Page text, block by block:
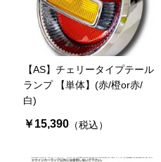
【AS】チェリータイプテール
ランプ 【単体】(赤/橙or赤/
白)
￥15,390（税込）